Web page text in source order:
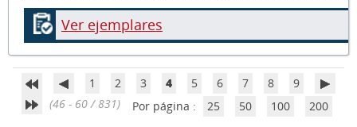
Ver ejemplares
1 2 3 4 5 6 7 8
9
(46 - 60 / 831)
Por página : 25 50 100 200